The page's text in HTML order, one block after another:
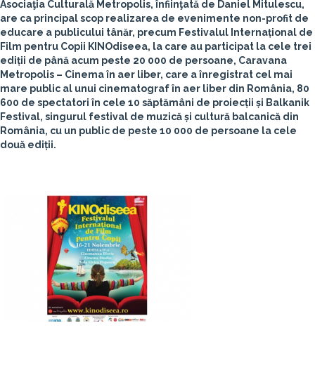
Asociaţia Culturală Metropolis, înfiinţată de Daniel Mitulescu,
are ca principal scop realizarea de evenimente non-profit de
educare a publicului tânăr, precum Festivalul Internațional de
Film pentru Copii KINOdiseea, la care au participat la cele trei
ediții de până acum peste 20 000 de persoane, Caravana
Metropolis – Cinema în aer liber, care a înregistrat cel mai
mare public al unui cinematograf în aer liber din România, 80
600 de spectatori în cele 10 săptămâni de proiecții și Balkanik
Festival, singurul festival de muzică și cultură balcanică din
România, cu un public de peste 10 000 de persoane la cele
două ediții.